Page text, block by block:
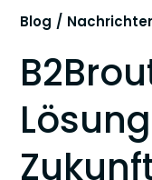
Blog